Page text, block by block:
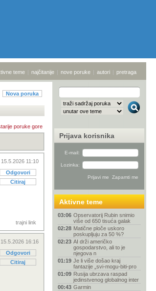
teme | najčitanije | nove poruke | autori | pretraga
Nova poruka
poruke gore
11:10
Odgovori
Citiraj
trajni link
16:16
Odgovori
Citiraj
Prijava korisnika
E-mail:
Lozinka:
Aktivne teme
03:06 Opservatorij Rubin snimio
više od 650 tisuća galak
02:28 Matične ploče uskoro
poskupljuju za 50 %?
02:23 AI drži američko
gospodarstvo, ali to je
njegova n
01:19 Je li više došao kraj
fantazije „svi-mogu-biti-pro
01:09 Rusija ubrzava raspad
jedinstvenog globalnog inter
00:43 Garmin